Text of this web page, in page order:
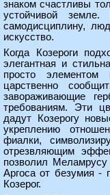
знаком счастливы
устойчивой
самодисциплину,
искусство.
Когда Козероги
элегантная и
просто элементом
царственно
завораживающие
требованиям. Эти
дадут Козерогу
укреплению
фиалки,
отрезвляющим
позволил
Аргоса от безумия -
Козерог.